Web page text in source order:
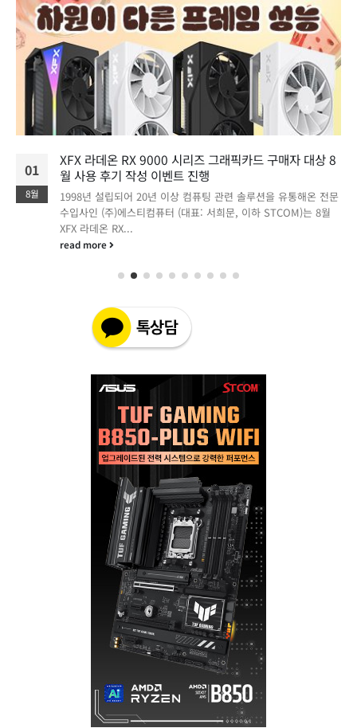
01
8월
XFX 라데온 RX 9000 시리즈 그래픽카드 구매자 대상 8
월 사용 후기 작성 이벤트 진행
1998년 설립되어 20년 이상 컴퓨팅 관련 솔루션을 유통해온 전문
수입사인 (주)에스티컴퓨터 (대표: 서희문, 이하 STCOM)는 8월
XFX 라데온 RX...
read more